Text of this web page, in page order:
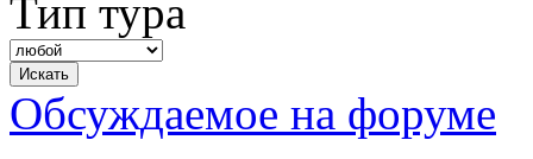
Тип тура
Обсуждаемое на форуме